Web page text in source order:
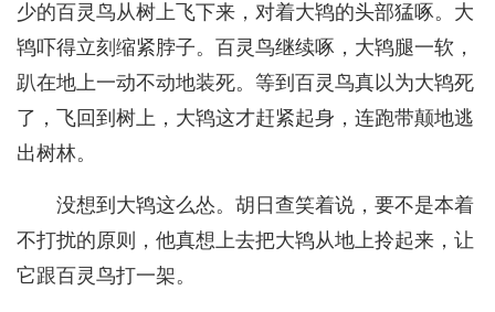
少的百灵鸟从树上飞下来，对着大鸨的头部猛啄。大
鸨吓得立刻缩紧脖子。百灵鸟继续啄，大鸨腿一软，
趴在地上一动不动地装死。等到百灵鸟真以为大鸨死
了，飞回到树上，大鸨这才赶紧起身，连跑带颠地逃
出树林。
没想到大鸨这么怂。胡日查笑着说，要不是本着
不打扰的原则，他真想上去把大鸨从地上拎起来，让
它跟百灵鸟打一架。